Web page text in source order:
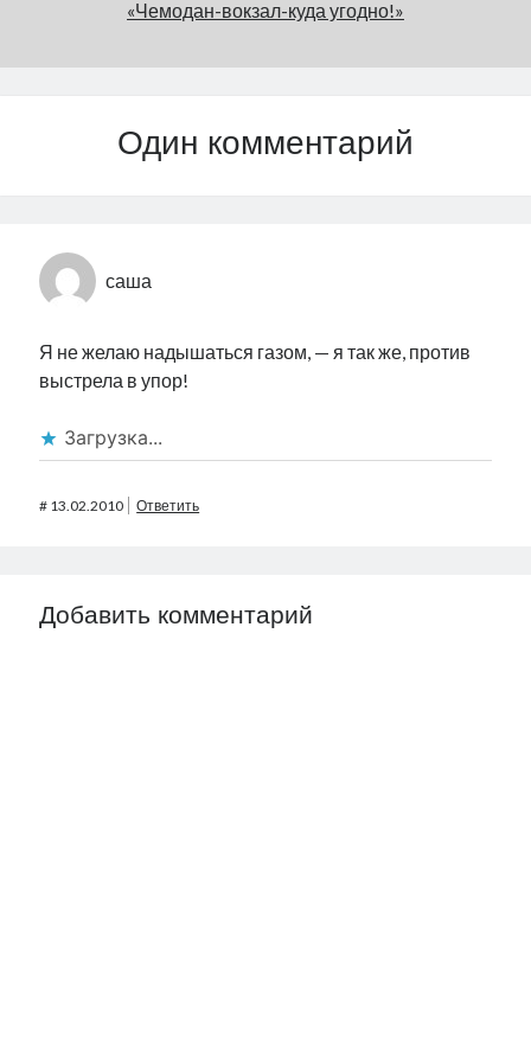
«Чемодан-вокзал-куда угодно!»
Один комментарий
саша
Я не желаю надышаться газом, — я так же, против
выстрела в упор!
Загрузка...
# 13.02.2010 Ответить
Добавить комментарий